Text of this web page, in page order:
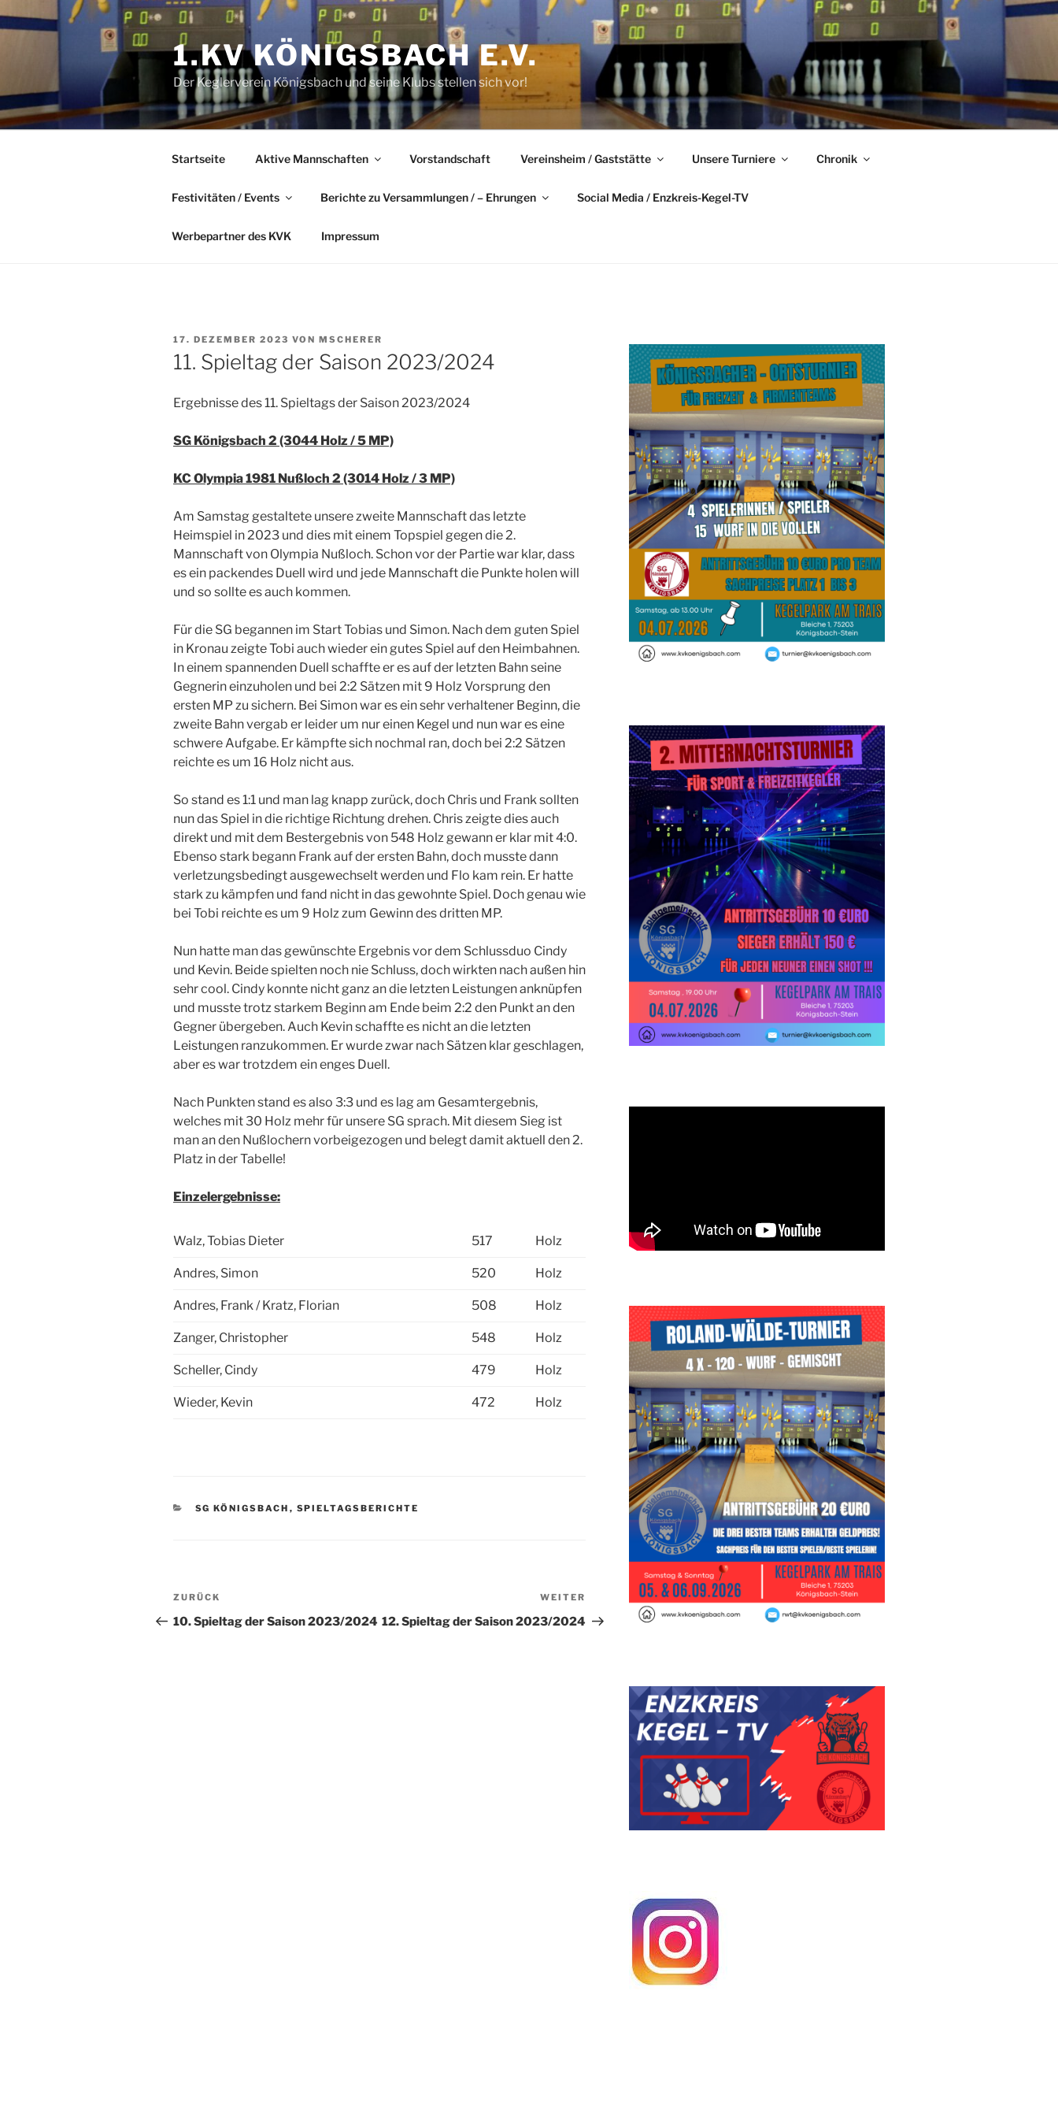
Inhalt
1.KV KÖNIGSBACH E.V.
Der Keglerverein Königsbach und seine Klubs stellen sich vor!
Startseite Aktive Mannschaften Vorstandschaft Vereinsheim / Gaststätte Unsere Turniere Chronik
Festivitäten / Events Berichte zu Versammlungen / – Ehrungen Social Media / Enzkreis-Kegel-TV
Werbepartner des KVK Impressum
VERÖFFENTLICHT
AM
17. DEZEMBER 2023 VON MSCHERER
11. Spieltag der Saison 2023/2024
Ergebnisse des 11. Spieltags der Saison 2023/2024
SG Königsbach 2 (3044 Holz / 5 MP)
KC Olympia 1981 Nußloch 2 (3014 Holz / 3 MP)
Am Samstag gestaltete unsere zweite Mannschaft das letzte
Heimspiel in 2023 und dies mit einem Topspiel gegen die 2.
Mannschaft von Olympia Nußloch. Schon vor der Partie war klar, dass
es ein packendes Duell wird und jede Mannschaft die Punkte holen will
und so sollte es auch kommen.
Für die SG begannen im Start Tobias und Simon. Nach dem guten Spiel
in Kronau zeigte Tobi auch wieder ein gutes Spiel auf den Heimbahnen.
In einem spannenden Duell schaffte er es auf der letzten Bahn seine
Gegnerin einzuholen und bei 2:2 Sätzen mit 9 Holz Vorsprung den
ersten MP zu sichern. Bei Simon war es ein sehr verhaltener Beginn, die
zweite Bahn vergab er leider um nur einen Kegel und nun war es eine
schwere Aufgabe. Er kämpfte sich nochmal ran, doch bei 2:2 Sätzen
reichte es um 16 Holz nicht aus.
So stand es 1:1 und man lag knapp zurück, doch Chris und Frank sollten
nun das Spiel in die richtige Richtung drehen. Chris zeigte dies auch
direkt und mit dem Bestergebnis von 548 Holz gewann er klar mit 4:0.
Ebenso stark begann Frank auf der ersten Bahn, doch musste dann
verletzungsbedingt ausgewechselt werden und Flo kam rein. Er hatte
stark zu kämpfen und fand nicht in das gewohnte Spiel. Doch genau wie
bei Tobi reichte es um 9 Holz zum Gewinn des dritten MP.
Nun hatte man das gewünschte Ergebnis vor dem Schlussduo Cindy
und Kevin. Beide spielten noch nie Schluss, doch wirkten nach außen hin
sehr cool. Cindy konnte nicht ganz an die letzten Leistungen anknüpfen
und musste trotz starkem Beginn am Ende beim 2:2 den Punkt an den
Gegner übergeben. Auch Kevin schaffte es nicht an die letzten
Leistungen ranzukommen. Er wurde zwar nach Sätzen klar geschlagen,
aber es war trotzdem ein enges Duell.
Nach Punkten stand es also 3:3 und es lag am Gesamtergebnis,
welches mit 30 Holz mehr für unsere SG sprach. Mit diesem Sieg ist
man an den Nußlochern vorbeigezogen und belegt damit aktuell den 2.
Platz in der Tabelle!
Einzelergebnisse:
Walz, Tobias Dieter 517 Holz
Andres, Simon 520 Holz
Andres, Frank / Kratz, Florian 508 Holz
Zanger, Christopher 548 Holz
Scheller, Cindy 479 Holz
Wieder, Kevin 472 Holz
KATEGORIEN
SG KÖNIGSBACH , SPIELTAGSBERICHTE
Beitragsnavigation
Vorheriger
Beitrag
ZURÜCK
10. Spieltag der Saison 2023/2024
Nächster
Beitrag
WEITER
12. Spieltag der Saison 2023/2024